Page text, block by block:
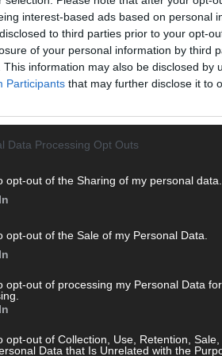
interest-based ads based on personal
to third parties prior to your opt-
of your personal information by third
This information may also be disclosed by
Participants that may further disclose it to
Data Processing Opt Outs
opt-out of the Sharing of my personal data.
opt-out of the Sale of my Personal Data.
opt-out of processing my Personal Data
opt-out of Collection, Use, Retention,
Data that Is Unrelated with the
mit und teile deine Perspektive. Mit *
(Vor- und Nachname) und eine
Kommentar kurz. Beiträge, die unsere
Hetze, Spam oder Werbung